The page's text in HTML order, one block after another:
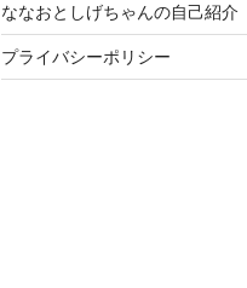
ななおとしげちゃんの自己紹介
プライバシーポリシー